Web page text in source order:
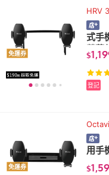
免運券
HRV
式手
螢幕
$
登記
免運券
用手
$